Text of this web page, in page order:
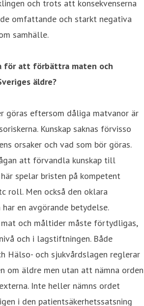
och trots att konsekvenserna
omfattande och starkt negativa
samhälle.
för att förbättra maten och
äldre?
göras eftersom dåliga matvanor är
Kunskap saknas förvisso
orsaker och vad som bör göras.
att förvandla kunskap till
spelar bristen på kompetent
roll. Men också den oklara
en avgörande betydelse.
och måltider måste förtydligas,
och i lagstiftningen. Både
Hälso- och sjukvårdslagen reglerar
om äldre men utan att nämna orden
Inte heller nämns ordet
i den patientsäkerhetssatsning